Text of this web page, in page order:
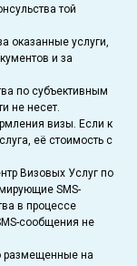
той
оказанные услуги,
и за
по субъективным
не несет.
визы. Если к
её стоимость с
Визовых Услуг по
SMS-
в процессе
сообщения не
размещенные на